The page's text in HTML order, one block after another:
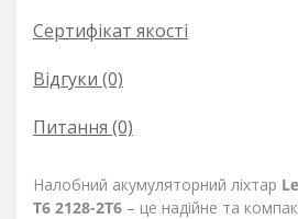
Сертифікат якості
Відгуки (0)
Питання (0)
Налобний акумуляторний ліхтар
T6 2128-2T6 – це надійне та